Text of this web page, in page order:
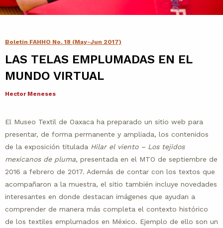
Contacto
Agenda
Noticias
Boletín FAHHO No. 18 (May-Jun 2017)
LAS TELAS EMPLUMADAS EN EL
MUNDO VIRTUAL
Hector Meneses
El Museo Textil de Oaxaca ha preparado un sitio web para
presentar, de forma permanente y ampliada, los contenidos
de la exposición titulada Hilar el viento – Los tejidos
mexicanos de pluma, presentada en el MTO de septiembre de
2016 a febrero de 2017. Además de contar con los textos que
acompañaron a la muestra, el sitio también incluye novedades
interesantes en donde destacan imágenes que ayudan a
comprender de manera más completa el contexto histórico
de los textiles emplumados en México. Ejemplo de ello son un